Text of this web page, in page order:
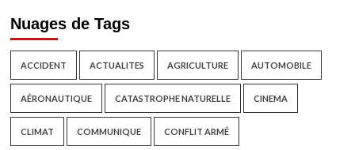
Nuages de Tags
ACCIDENT ACTUALITES AGRICULTURE AUTOMOBILE
AÉRONAUTIQUE CATASTROPHE NATURELLE CINEMA
CLIMAT COMMUNIQUE CONFLIT ARMÉ